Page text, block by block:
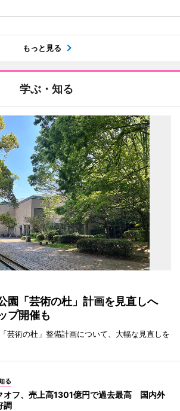
もっと見る
学ぶ・知る
園「芸術の杜」計画を見直しへ
プ開催も
芸術の杜」整備計画について、大幅な見直しを
る
オフ、売上高1301億円で過去最高 国内外
調